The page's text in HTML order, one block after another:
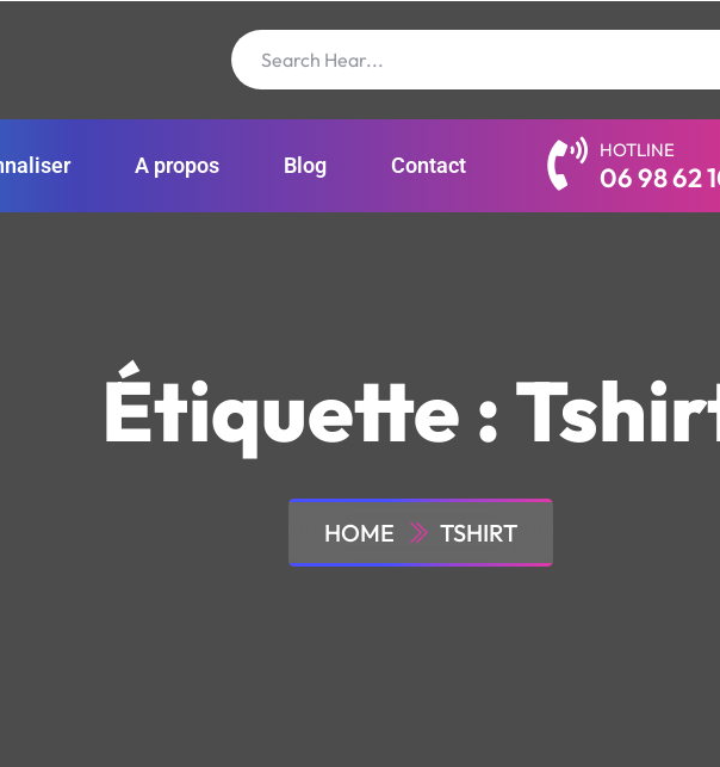
A propos Blog Contact
HOTLINE
06 98 62
Étiquette :
HOME TSHIRT